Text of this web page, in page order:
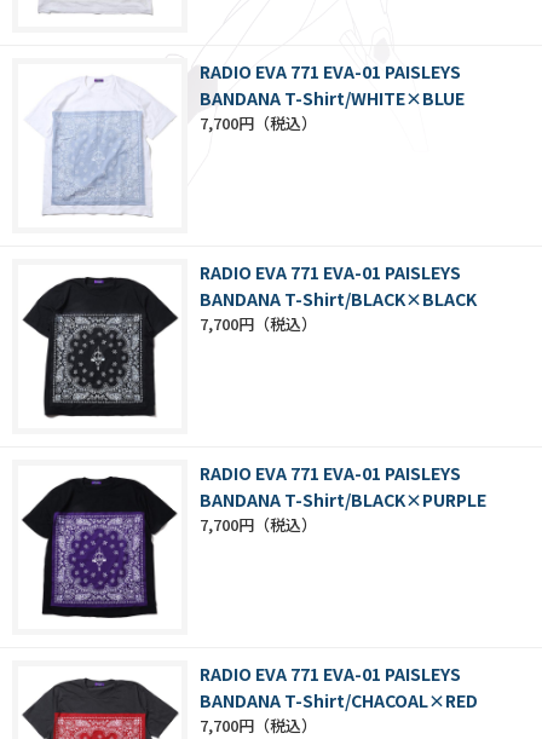
RADIO EVA 771 EVA-01 PAISLEYS
BANDANA T-Shirt/WHITE×BLUE
7,700円
RADIO EVA 771 EVA-01 PAISLEYS
BANDANA T-Shirt/BLACK×BLACK
7,700円
RADIO EVA 771 EVA-01 PAISLEYS
BANDANA T-Shirt/BLACK×PURPLE
7,700円
RADIO EVA 771 EVA-01 PAISLEYS
BANDANA T-Shirt/CHACOAL×RED
7,700円